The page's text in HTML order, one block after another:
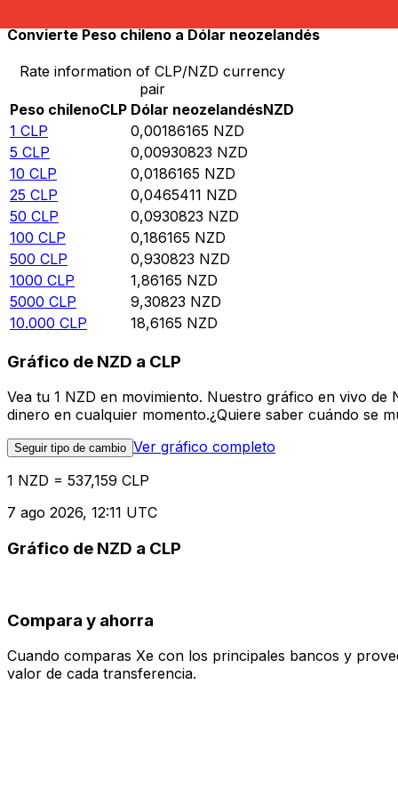
Convierte Peso chileno a Dólar neozelandés
Rate information of CLP/NZD currency
pair
Peso chilenoCLP Dólar neozelandésNZD
1 CLP 0,00186165 NZD
5 CLP 0,00930823 NZD
10 CLP 0,0186165 NZD
25 CLP 0,0465411 NZD
50 CLP 0,0930823 NZD
100 CLP 0,186165 NZD
500 CLP 0,930823 NZD
1000 CLP 1,86165 NZD
5000 CLP 9,30823 NZD
10.000 CLP 18,6165 NZD
Gráfico de NZD a CLP
Vea tu 1 NZD en movimiento. Nuestro gráfico en vivo de
dinero en cualquier momento.¿Quiere saber cuándo se
Seguir tipo de cambio Ver gráfico completo
1 NZD = 537,159 CLP
7 ago 2026, 12:11 UTC
Gráfico de NZD a CLP
Compara y ahorra
Cuando comparas Xe con los principales bancos y
valor de cada transferencia.